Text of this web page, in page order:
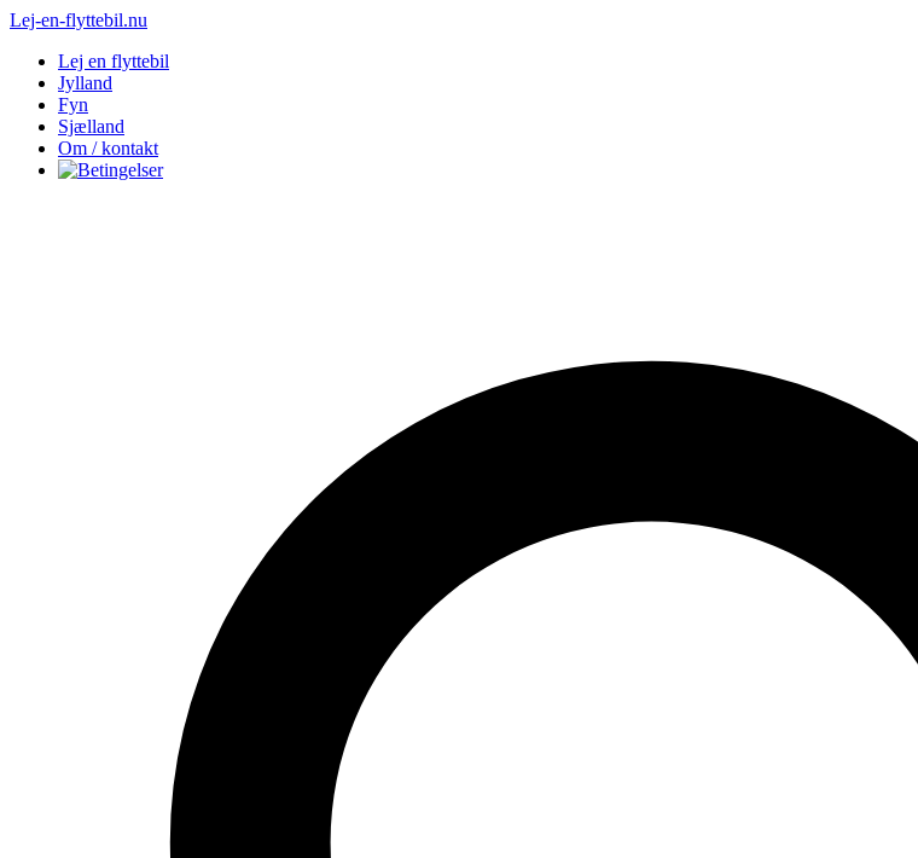
Lej-en-flyttebil.nu
Lej en flyttebil
Jylland
Fyn
Sjælland
Om / kontakt